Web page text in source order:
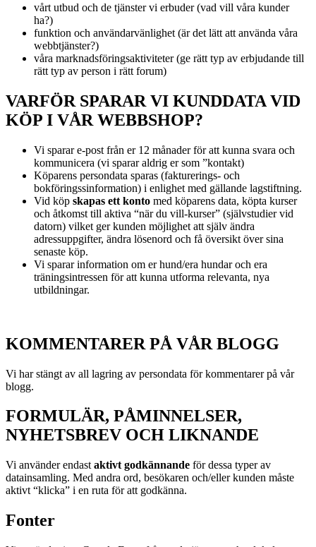
vårt utbud och de tjänster vi erbuder (vad vill våra kunder
ha?)
funktion och användarvänlighet (är det lätt att använda våra
webbtjänster?)
våra marknadsföringsaktiviteter (ge rätt typ av erbjudande till
rätt typ av person i rätt forum)
VARFÖR SPARAR VI KUNDDATA VID
KÖP I VÅR WEBBSHOP?
Vi sparar e-post från er 12 månader för att kunna svara och
kommunicera (vi sparar aldrig er som ”kontakt)
Köparens persondata sparas (fakturerings- och
bokföringssinformation) i enlighet med gällande lagstiftning.
Vid köp skapas ett konto med köparens data, köpta kurser
och åtkomst till aktiva “när du vill-kurser” (självstudier vid
datorn) vilket ger kunden möjlighet att själv ändra
adressuppgifter, ändra lösenord och få översikt över sina
senaste köp.
Vi sparar information om er hund/era hundar och era
träningsintressen för att kunna utforma relevanta, nya
utbildningar.
KOMMENTARER PÅ VÅR BLOGG
Vi har stängt av all lagring av persondata för kommentarer på vår
blogg.
FORMULÄR, PÅMINNELSER,
NYHETSBREV OCH LIKNANDE
Vi använder endast aktivt godkännande för dessa typer av
datainsamling. Med andra ord, besökaren och/eller kunden måste
aktivt “klicka” i en ruta för att godkänna.
Fonter